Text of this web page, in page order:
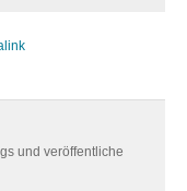
und veröffentliche